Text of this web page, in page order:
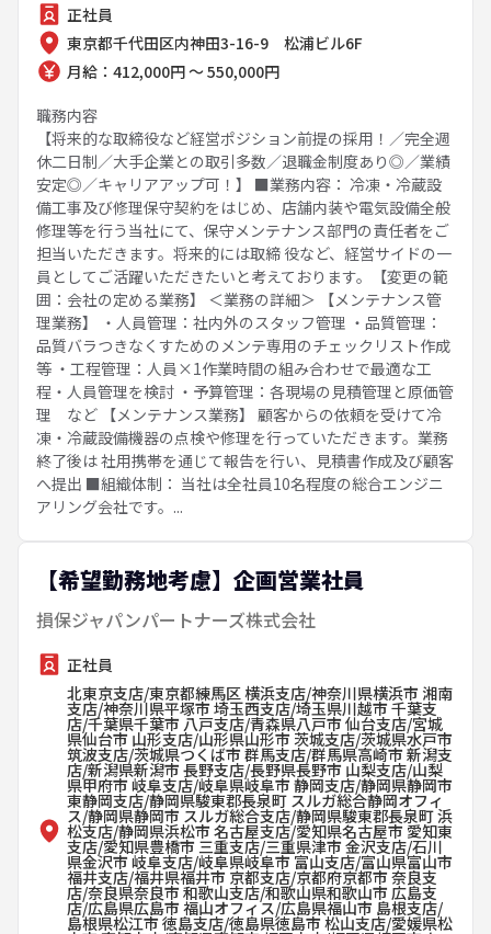
正社員
東京都千代田区内神田3-16-9 松浦ビル6F
月給：412,000円 ～ 550,000円
職務内容
【将来的な取締役など経営ポジション前提の採用！／完全週
休二日制／大手企業との取引多数／退職金制度あり◎／業績
安定◎／キャリアアップ可！】 ■業務内容： 冷凍・冷蔵設
備工事及び修理保守契約をはじめ、店舗内装や電気設備全般
修理等を行う当社にて、保守メンテナンス部門の責任者をご
担当いただきます。将来的には取締 役など、経営サイドの一
員としてご活躍いただきたいと考えております。【変更の範
囲：会社の定める業務】 ＜業務の詳細＞ 【メンテナンス管
理業務】 ・人員管理：社内外のスタッフ管理 ・品質管理：
品質バラつきなくすためのメンテ専用のチェックリスト作成
等 ・工程管理：人員×1作業時間の組み合わせで最適な工
程・人員管理を検討 ・予算管理：各現場の見積管理と原価管
理 など 【メンテナンス業務】 顧客からの依頼を受けて冷
凍・冷蔵設備機器の点検や修理を行っていただきます。業務
終了後は 社用携帯を通じて報告を行い、見積書作成及び顧客
へ提出 ■組織体制： 当社は全社員10名程度の総合エンジニ
アリング会社です。...
【希望勤務地考慮】企画営業社員
損保ジャパンパートナーズ株式会社
正社員
北東京支店/東京都練馬区 横浜支店/神奈川県横浜市 湘南
支店/神奈川県平塚市 埼玉西支店/埼玉県川越市 千葉支
店/千葉県千葉市 八戸支店/青森県八戸市 仙台支店/宮城
県仙台市 山形支店/山形県山形市 茨城支店/茨城県水戸市
筑波支店/茨城県つくば市 群馬支店/群馬県高崎市 新潟支
店/新潟県新潟市 長野支店/長野県長野市 山梨支店/山梨
県甲府市 岐阜支店/岐阜県岐阜市 静岡支店/静岡県静岡市
東静岡支店/静岡県駿東郡長泉町 スルガ総合静岡オフィ
ス/静岡県静岡市 スルガ総合支店/静岡県駿東郡長泉町 浜
松支店/静岡県浜松市 名古屋支店/愛知県名古屋市 愛知東
支店/愛知県豊橋市 三重支店/三重県津市 金沢支店/石川
県金沢市 岐阜支店/岐阜県岐阜市 富山支店/富山県富山市
福井支店/福井県福井市 京都支店/京都府京都市 奈良支
店/奈良県奈良市 和歌山支店/和歌山県和歌山市 広島支
店/広島県広島市 福山オフィス/広島県福山市 島根支店/
島根県松江市 徳島支店/徳島県徳島市 松山支店/愛媛県松